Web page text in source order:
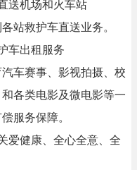
送机场和火车站
站救护车直送业务。
车出租服务
车赛事、影视拍摄、校
各类电影及微电影等一
服务保障。
爱健康、全心全意、全